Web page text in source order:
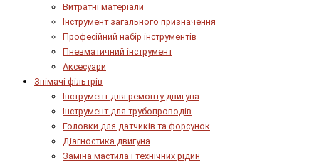
Витратні матеріали
Інструмент загального призначення
Професійний набір інструментів
Пневматичний інструмент
Аксесуари
Знімачі фільтрів
Інструмент для ремонту двигуна
Інструмент для трубопроводів
Головки для датчиків та форсунок
Діагностика двигуна
Заміна мастила і технічних рідин